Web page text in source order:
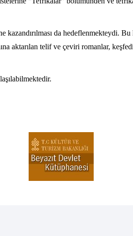
kazandırılması da hedeflenmekteydi. Bu
aktarılan telif ve çeviri romanlar,